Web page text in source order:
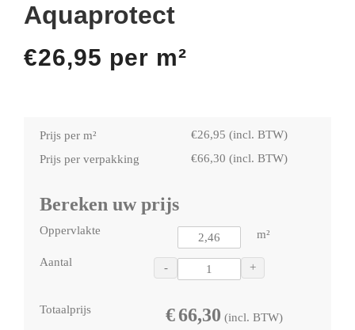
Aquaprotect
€26,95 per m²
Prijs per m² €26,95 (incl. BTW)
Prijs per verpakking
€66,30 (incl. BTW)
Bereken uw prijs
Oppervlakte m²
Aantal - +
Totaalprijs €66,30 (incl. BTW)